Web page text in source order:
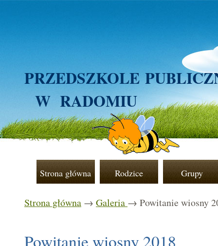
PRZEDSZKOLE
W RADOMIU
Strona główna Rodzice Grupy
Strona główna → Galeria → Powitanie wiosny
Powitanie wiosny 2018